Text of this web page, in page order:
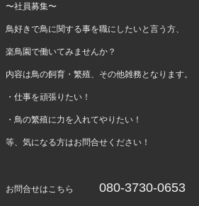
〜社員募集〜
鳥好きで鳥に関する事を職にしたいと言う方、
楽鳥園で働いてみませんか？
内容は鳥の飼育・繁殖、その他雑務となります。
・仕事を頑張りたい！
・鳥の繁殖に力を入れてやりたい！
等、気になる方はお問合せください！
お問合せはこちら080-3730-0653